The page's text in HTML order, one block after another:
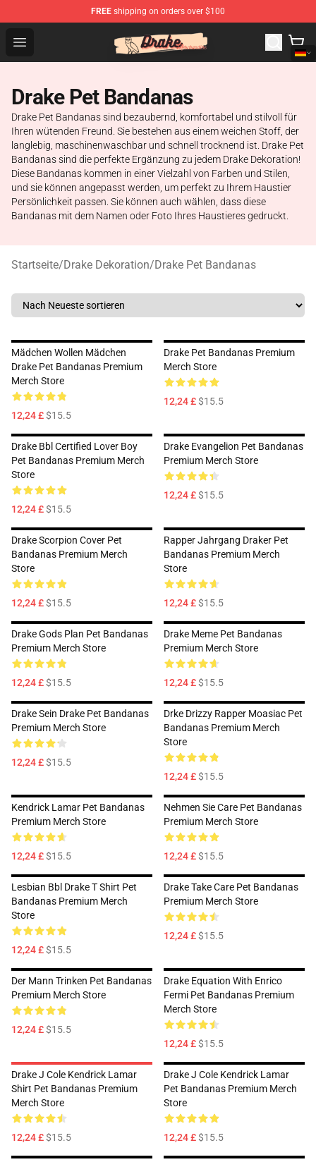
FREE shipping on orders over $100
Open menu
Drake Shop - Official Drake Merchandise Store
Drake Pet Bandanas
Drake Pet Bandanas sind bezaubernd, komfortabel und stilvoll für
Ihren wütenden Freund. Sie bestehen aus einem weichen Stoff, der
langlebig, maschinenwaschbar und schnell trocknend ist. Drake Pet
Bandanas sind die perfekte Ergänzung zu jedem Drake Dekoration!
Diese Bandanas kommen in einer Vielzahl von Farben und Stilen,
und sie können angepasst werden, um perfekt zu Ihrem Haustier
Persönlichkeit passen. Sie können auch wählen, dass diese
Bandanas mit dem Namen oder Foto Ihres Haustieres gedruckt.
Startseite/Drake Dekoration/Drake Pet Bandanas
Mädchen Wollen Mädchen
Drake Pet Bandanas Premium
Merch Store
12,24 £$15.5
Drake Pet Bandanas Premium
Merch Store
12,24 £$15.5
Drake Bbl Certified Lover Boy
Pet Bandanas Premium Merch
Store
12,24 £$15.5
Drake Evangelion Pet Bandanas
Premium Merch Store
12,24 £$15.5
Drake Scorpion Cover Pet
Bandanas Premium Merch
Store
12,24 £$15.5
Rapper Jahrgang Draker Pet
Bandanas Premium Merch
Store
12,24 £$15.5
Drake Gods Plan Pet Bandanas
Premium Merch Store
12,24 £$15.5
Drake Meme Pet Bandanas
Premium Merch Store
12,24 £$15.5
Drake Sein Drake Pet Bandanas
Premium Merch Store
12,24 £$15.5
Drke Drizzy Rapper Moasiac Pet
Bandanas Premium Merch
Store
12,24 £$15.5
Kendrick Lamar Pet Bandanas
Premium Merch Store
12,24 £$15.5
Nehmen Sie Care Pet Bandanas
Premium Merch Store
12,24 £$15.5
Lesbian Bbl Drake T Shirt Pet
Bandanas Premium Merch
Store
12,24 £$15.5
Drake Take Care Pet Bandanas
Premium Merch Store
12,24 £$15.5
Der Mann Trinken Pet Bandanas
Premium Merch Store
12,24 £$15.5
Drake Equation With Enrico
Fermi Pet Bandanas Premium
Merch Store
12,24 £$15.5
Drake J Cole Kendrick Lamar
Shirt Pet Bandanas Premium
Merch Store
12,24 £$15.5
Drake J Cole Kendrick Lamar
Pet Bandanas Premium Merch
Store
12,24 £$15.5